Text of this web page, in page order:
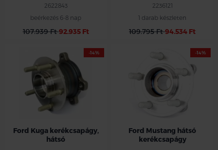
2622843
beérkezés 6-8 nap
107.939 Ft92.935 Ft
2236121
1 darab készleten
109.795 Ft94.534 Ft
-14%
Ford Kuga kerékcsapágy,
hátsó
-14%
Ford Mustang hátsó
kerékcsapágy